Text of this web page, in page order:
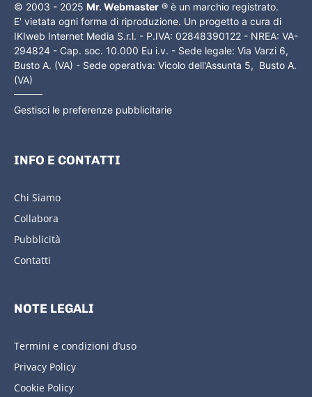
© 2003 - 2025 Mr. Webmaster ® è un marchio registrato.
E' vietata ogni forma di riproduzione. Un progetto a cura di
IKIweb Internet Media S.r.l. - P.IVA: 02848390122 - NREA: VA-
294824 - Cap. soc. 10.000 Eu i.v. - Sede legale: Via Varzi 6,
Busto A. (VA) - Sede operativa: Vicolo dell'Assunta 5, Busto A.
(VA)
Gestisci le preferenze pubblicitarie
INFO E CONTATTI
Chi Siamo
Collabora
Pubblicità
Contatti
NOTE LEGALI
Termini e condizioni d’uso
Privacy Policy
Cookie Policy